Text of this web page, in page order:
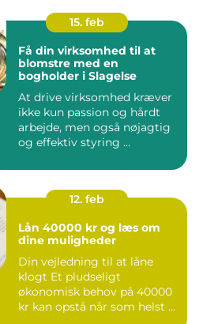
15. feb
Få din virksomhed til at
blomstre med en
bogholder i Slagelse
At drive virksomhed kræver
ikke kun passion og hårdt
arbejde, men også nøjagtig
og effektiv styring ...
12. feb
Lån 40000 kr og læs om
dine muligheder
Din vejledning til at låne
klogt Et pludseligt
økonomisk behov på 40000
kr kan opstå når som helst ...